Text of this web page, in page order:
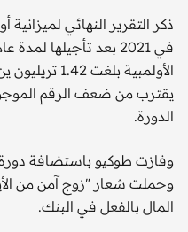
في 2021 بعد تأجيلها
يقترب من ضعف الرقم
الدورة.
وحملت شعار "زوج آمن من
المال بالفعل في البنك.